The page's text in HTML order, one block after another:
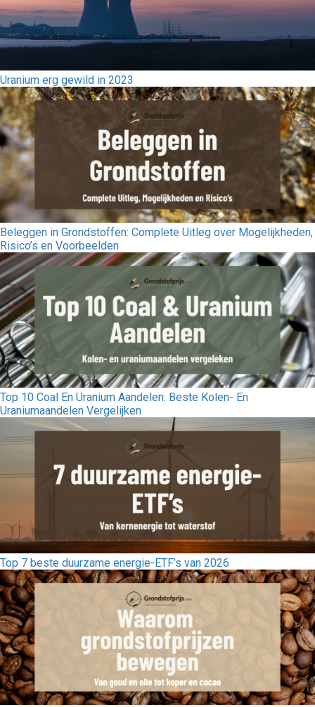
Uranium erg gewild in 2023
Beleggen in Grondstoffen: Complete Uitleg over Mogelijkheden,
Risico’s en Voorbeelden
Top 10 Coal En Uranium Aandelen: Beste Kolen- En
Uraniumaandelen Vergelijken
Top 7 beste duurzame energie-ETF’s van 2026